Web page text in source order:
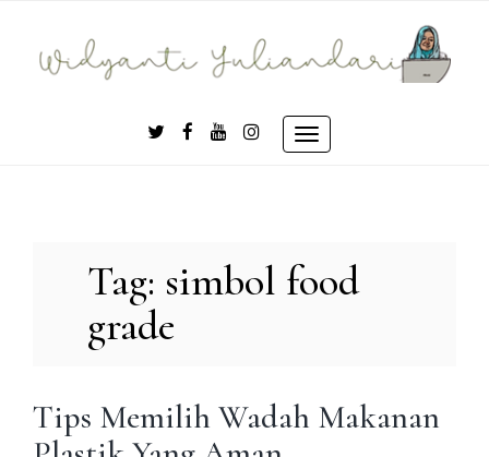
content
Toggle
Tag: simbol food
grade
Tips Memilih Wadah Makanan